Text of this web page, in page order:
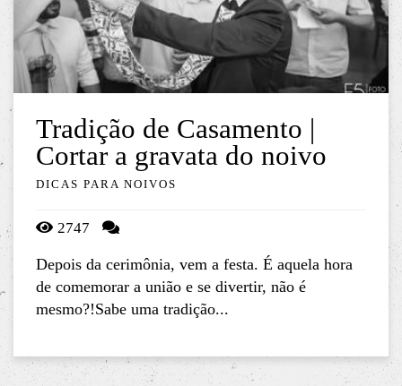
Tradição de Casamento |
Cortar a gravata do noivo
DICAS PARA NOIVOS
2747
Depois da cerimônia, vem a festa. É aquela hora
de comemorar a união e se divertir, não é
mesmo?!Sabe uma tradição...